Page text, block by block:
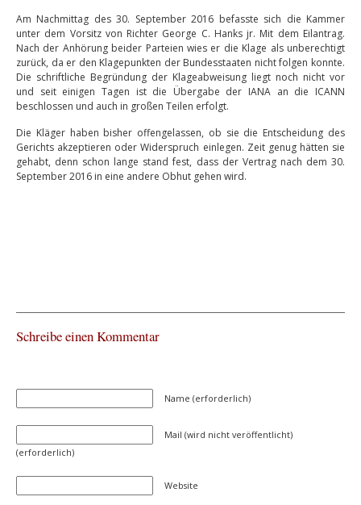
Am Nachmittag des 30. September 2016 befasste sich die Kammer
unter dem Vorsitz von Richter George C. Hanks jr. Mit dem Eilantrag.
Nach der Anhörung beider Parteien wies er die Klage als unberechtigt
zurück, da er den Klagepunkten der Bundesstaaten nicht folgen konnte.
Die schriftliche Begründung der Klageabweisung liegt noch nicht vor
und seit einigen Tagen ist die Übergabe der IANA an die ICANN
beschlossen und auch in großen Teilen erfolgt.
Die Kläger haben bisher offengelassen, ob sie die Entscheidung des
Gerichts akzeptieren oder Widerspruch einlegen. Zeit genug hätten sie
gehabt, denn schon lange stand fest, dass der Vertrag nach dem 30.
September 2016 in eine andere Obhut gehen wird.
Schreibe einen Kommentar
Name (erforderlich)
Mail (wird nicht veröffentlicht)
(erforderlich)
Website